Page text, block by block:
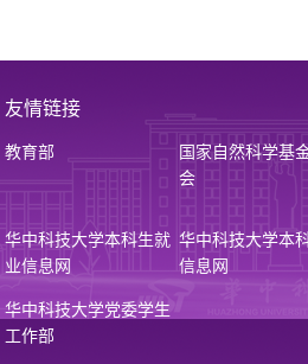
友情链接
教育部
国家自然科学基
会
华中科技大学本科生就
业信息网
华中科技大学本
信息网
华中科技大学党委学生
工作部